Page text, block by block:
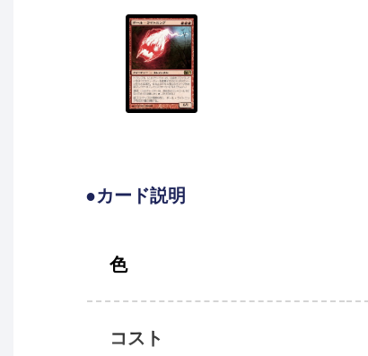
●カード説明
色
コスト